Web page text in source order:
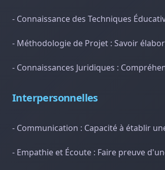
- Connaissance des Techniques
- Méthodologie de Projet : Savoir
- Connaissances Juridiques :
Interpersonnelles
- Communication : Capacité à établir
- Empathie et Écoute : Faire preuve